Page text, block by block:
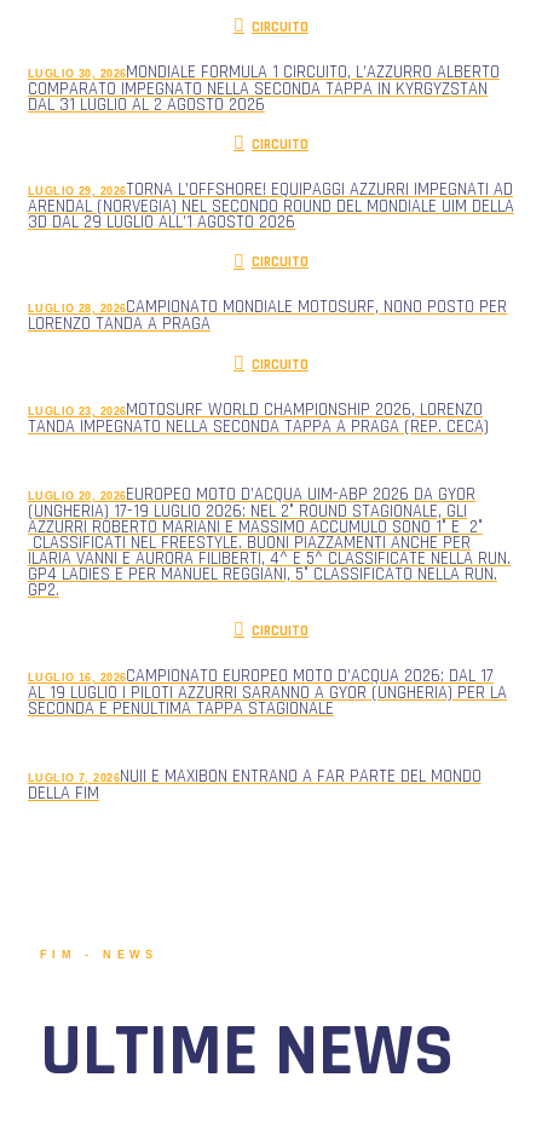
CIRCUITO
LUGLIO 30, 2026MONDIALE FORMULA 1 CIRCUITO, L’AZZURRO ALBERTO
COMPARATO IMPEGNATO NELLA SECONDA TAPPA IN KYRGYZSTAN
DAL 31 LUGLIO AL 2 AGOSTO 2026
CIRCUITO
LUGLIO 29, 2026TORNA L’OFFSHORE! EQUIPAGGI AZZURRI IMPEGNATI AD
ARENDAL (NORVEGIA) NEL SECONDO ROUND DEL MONDIALE UIM DELLA
3D DAL 29 LUGLIO ALL’1 AGOSTO 2026
CIRCUITO
LUGLIO 28, 2026CAMPIONATO MONDIALE MOTOSURF, NONO POSTO PER
LORENZO TANDA A PRAGA
CIRCUITO
LUGLIO 23, 2026MOTOSURF WORLD CHAMPIONSHIP 2026, LORENZO
TANDA IMPEGNATO NELLA SECONDA TAPPA A PRAGA (REP. CECA)
LUGLIO 20, 2026EUROPEO MOTO D’ACQUA UIM-ABP 2026 DA GYOR
(UNGHERIA) 17-19 LUGLIO 2026: NEL 2° ROUND STAGIONALE, GLI
AZZURRI ROBERTO MARIANI E MASSIMO ACCUMULO SONO 1° E 2°
CLASSIFICATI NEL FREESTYLE. BUONI PIAZZAMENTI ANCHE PER
ILARIA VANNI E AURORA FILIBERTI, 4^ E 5^ CLASSIFICATE NELLA RUN.
GP4 LADIES E PER MANUEL REGGIANI, 5° CLASSIFICATO NELLA RUN.
GP2.
CIRCUITO
LUGLIO 16, 2026CAMPIONATO EUROPEO MOTO D’ACQUA 2026: DAL 17
AL 19 LUGLIO I PILOTI AZZURRI SARANNO A GYOR (UNGHERIA) PER LA
SECONDA E PENULTIMA TAPPA STAGIONALE
LUGLIO 7, 2026NUII E MAXIBON ENTRANO A FAR PARTE DEL MONDO
DELLA FIM
FIM - NEWS
ULTIME NEWS